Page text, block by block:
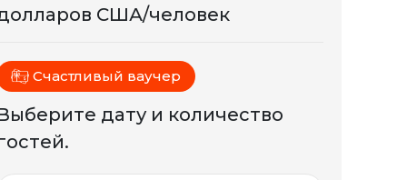
США/человек
Счастливый ваучер
дату и количество